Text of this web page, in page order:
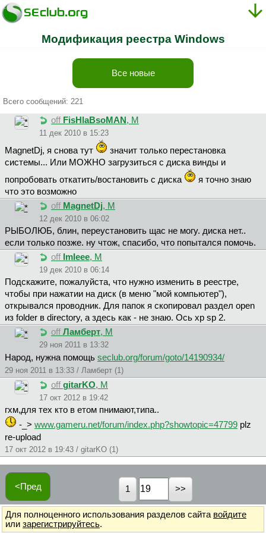
Модификация реестра Windows
Все новые
Всего сообщений: 221
off FisHlaBsoMAN , М
11 дек 2010 в 15:23
MagnetDj, я снова тут
значит только перестановка
системы... Или МОЖНО загрузиться с диска винды и
попробовать откатить/востановить с диска
я точно знаю
что это возможно
off MagnetDj, М
12 дек 2010 в 06:02
PЫБOЛЮБ, блин, переустановить щас не могу. диска нет..
если только позже. ну чтож, спасибо, что попытался помочь.
off ImIeee, М
19 дек 2010 в 06:14
Подскажите, пожалуйста, что нужно изменить в реестре,
чтобы при нажатии на диск (в меню "мой компьютер"),
открывался проводник. Для папок я скопировал раздел open
из folder в directory, а здесь как - не знаю. Ось xp sp 2.
off Ламберт, М
29 ноя 2011 в 13:32
Народ, нужна помощь seclub.org/forum/goto/14190934/
29 ноя 2011 в 13:33 / Ламберт (1)
off gitarKO, М
17 окт 2012 в 19:42
гхм,для тех кто в етом пнимают,типа..
-_> www.gameru.net/forum/index.php?showtopic=47799 plz
re-upload
17 окт 2012 в 19:43 / gitarKO (1)
<Пред 1
Для полноценного использования разделов сайта войдите
или зарегистрируйтесь.